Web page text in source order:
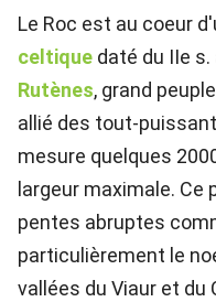
Le Roc est au coeur
celtique daté du IIe
Rutènes, grand
allié des tout-
mesure quelques
largeur maximale.
pentes abruptes
particulièrement le
vallées du Viaur et du